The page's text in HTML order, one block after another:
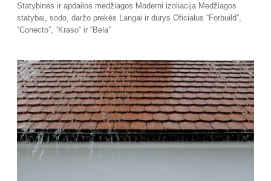
Statybinės ir apdailos medžiagos Moderni izoliacija Medžiagos
statybai, sodo, daržo prekės Langai ir durys Oficialus “Forbuild”,
“Conecto”, “Kraso” ir “Bela”